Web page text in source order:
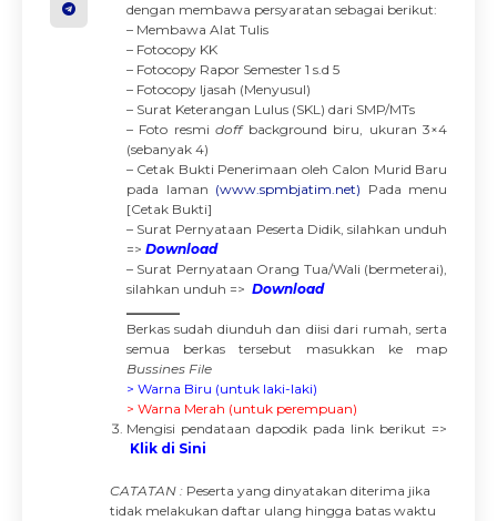
dengan membawa persyaratan sebagai berikut:
– Membawa Alat Tulis
– Fotocopy KK
– Fotocopy Rapor Semester 1 s.d 5
– Fotocopy Ijasah (Menyusul)
– Surat Keterangan Lulus (SKL) dari SMP/MTs
– Foto resmidoffbackground biru, ukuran 3×4
(sebanyak 4)
– Cetak Bukti Penerimaan oleh Calon Murid Baru
pada laman (www.spmbjatim.net) Pada menu
[Cetak Bukti]
– Surat Pernyataan Peserta Didik, silahkan unduh
=> Download
– Surat Pernyataan Orang Tua/Wali (bermeterai),
silahkan unduh => Download
________
Berkas sudah diunduh dan diisi dari rumah, serta
semua berkas tersebut masukkan ke map
Bussines File
> Warna Biru (untuk laki-laki)
> Warna Merah (untuk perempuan)
Mengisi pendataan dapodik pada link berikut =>
Klik di Sini
CATATAN : Peserta yang dinyatakan diterima jika
tidak melakukan daftar ulang hingga batas waktu